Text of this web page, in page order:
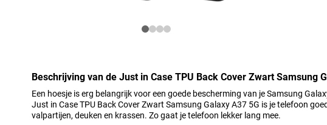
Beschrijving van de Just in Case TPU Back Cover Zwart Samsung
Een hoesje is erg belangrijk voor een goede bescherming van je Samsung
Just in Case TPU Back Cover Zwart Samsung Galaxy A37 5G is je telefoon
valpartijen, deuken en krassen. Zo gaat je telefoon lekker lang mee.